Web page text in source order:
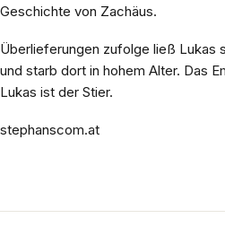
Geschichte von Zachäus.
Überlieferungen zufolge ließ Lukas
und starb dort in hohem Alter. Das
Lukas ist der Stier.
stephanscom.at